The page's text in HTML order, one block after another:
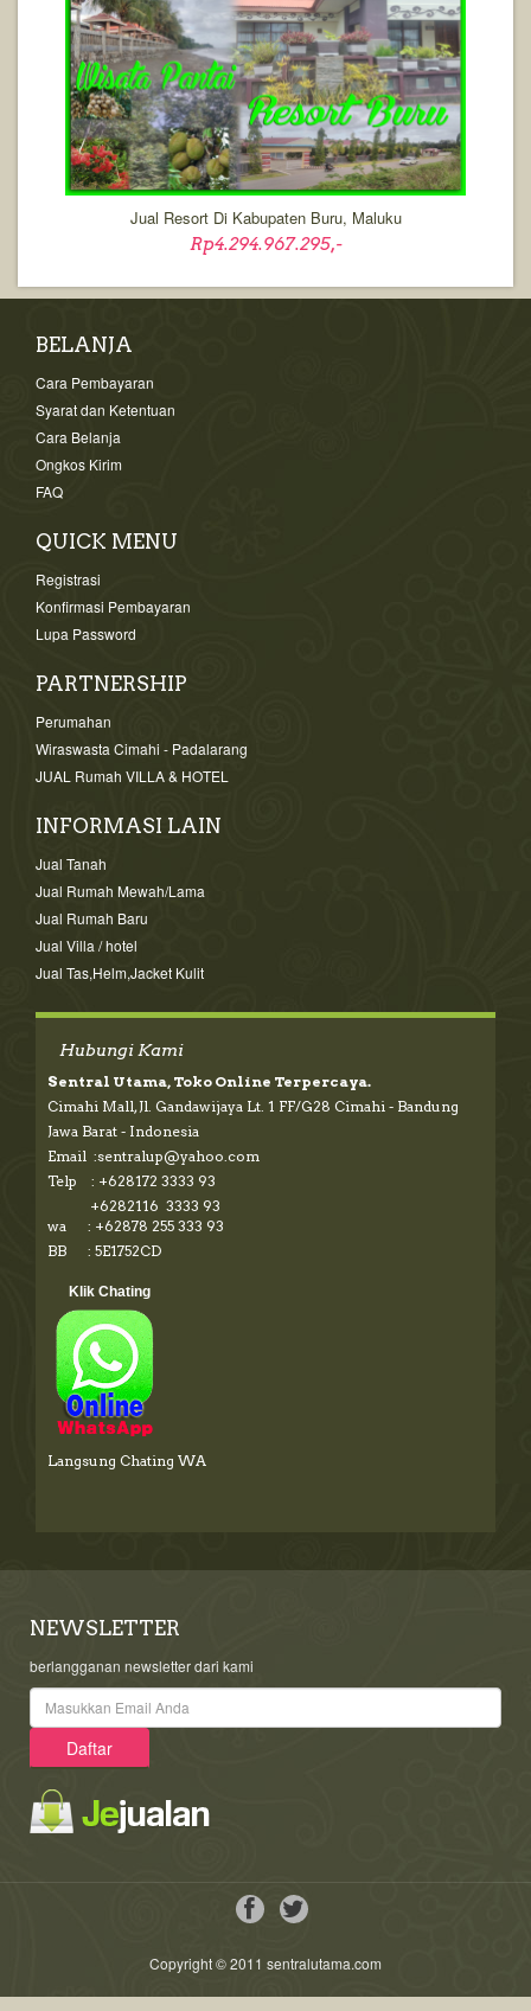
Jual Resort Di Kabupaten Buru, Maluku
Rp4.294.967.295,-
BELANJA
Cara Pembayaran
Syarat dan Ketentuan
Cara Belanja
Ongkos Kirim
FAQ
QUICK MENU
Registrasi
Konfirmasi Pembayaran
Lupa Password
PARTNERSHIP
Perumahan
Wiraswasta Cimahi - Padalarang
JUAL Rumah VILLA & HOTEL
INFORMASI LAIN
Jual Tanah
Jual Rumah Mewah/Lama
Jual Rumah Baru
Jual Villa / hotel
Jual Tas,Helm,Jacket Kulit
Hubungi Kami
Sentral Utama, Toko Online Terpercaya.
Cimahi Mall, Jl. Gandawijaya Lt. 1 FF/G28 Cimahi - Bandung
Jawa Barat - Indonesia
Email :sentralup@yahoo.com
Telp : +628172 3333 93
+6282116 3333 93
wa : +62878 255 333 93
BB : 5E1752CD
Klik Chating
Langsung Chating WA
NEWSLETTER
berlangganan newsletter dari kami
Copyright © 2011 sentralutama.com